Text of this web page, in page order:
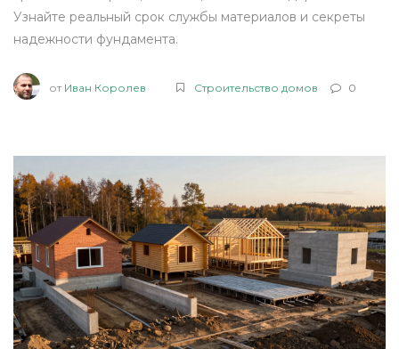
Узнайте реальный срок службы материалов и секреты
надежности фундамента.
от Иван Королев Строительство домов 0